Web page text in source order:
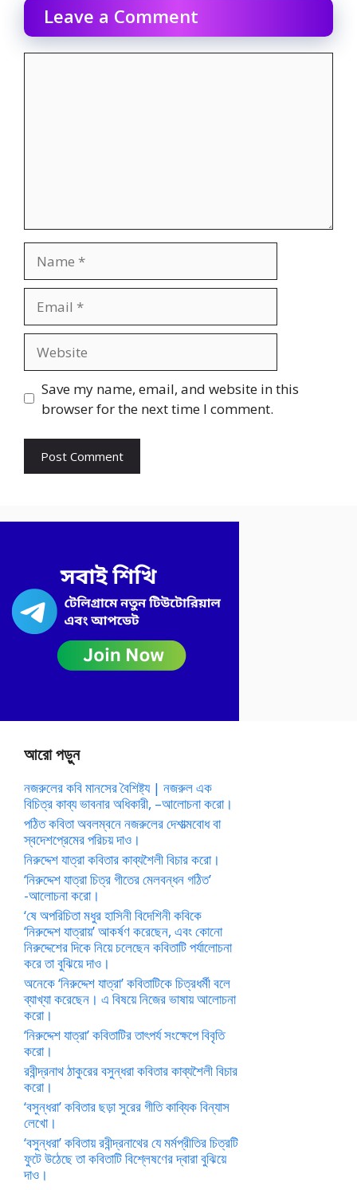
Leave a Comment
Save my name, email, and website in this
browser for the next time I comment.
আরো পড়ুন
নজরুলের কবি মানসের বৈশিষ্ট্য | নজরুল এক
বিচিত্র কাব্য ভাবনার অধিকারী, –আলোচনা করো।
পঠিত কবিতা অবলম্বনে নজরুলের দেশাত্মবোধ বা
স্বদেশপ্রেমের পরিচয় দাও।
নিরুদ্দেশ যাত্রা কবিতার কাব্যশৈলী বিচার করো।
‘নিরুদ্দেশ যাত্রা চিত্র গীতের মেলবন্ধন গঠিত’
-আলোচনা করো।
‘ষে অপরিচিতা মধুর হাসিনী বিদেশিনী কবিকে
‘নিরুদ্দেশ যাত্রায়’ আকর্ষণ করেছেন, এবং কোনো
নিরুদ্দেশের দিকে নিয়ে চলেছেন কবিতাটি পর্যালোচনা
করে তা বুঝিয়ে দাও।
অনেকে ‘নিরুদ্দেশ যাত্রা’ কবিতাটিকে চিত্রধর্মী বলে
ব্যাখ্যা করেছেন। এ বিষয়ে নিজের ভাষায় আলোচনা
করো।
‘নিরুদ্দেশ যাত্রা’ কবিতাটির তাৎপর্য সংক্ষেপে বিবৃতি
করো।
রবীন্দ্রনাথ ঠাকুরের বসুন্ধরা কবিতার কাব্যশৈলী বিচার
করো।
‘বসুন্ধরা’ কবিতার ছড়া সুরের গীতি কাব্যিক বিন্যাস
লেখো।
‘বসুন্ধরা’ কবিতায় রবীন্দ্রনাথের যে মর্মপ্রীতির চিত্রটি
ফুটে উঠেছে তা কবিতাটি বিশ্লেষণের দ্বারা বুঝিয়ে
দাও।